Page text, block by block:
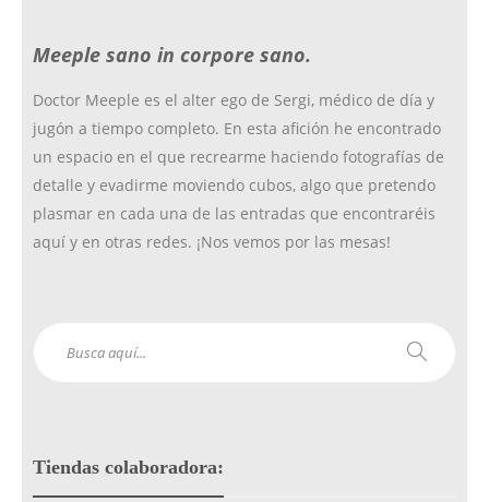
k a
m
Meeple sano in corpore sano.
Doctor Meeple es el alter ego de Sergi, médico de día y
jugón a tiempo completo. En esta afición he encontrado
un espacio en el que recrearme haciendo fotografías de
detalle y evadirme moviendo cubos, algo que pretendo
plasmar en cada una de las entradas que encontraréis
aquí y en otras redes. ¡Nos vemos por las mesas!
Tiendas colaboradora: